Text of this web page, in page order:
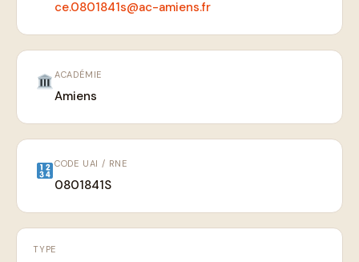
ce.0801841s@ac-amiens.fr
ACADÉMIE
Amiens
CODE UAI / RNE
0801841S
TYPE